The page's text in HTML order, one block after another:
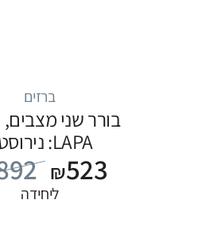
ברזים
בורר שני
LAPA: נירוסטה
₪523
ליחידה